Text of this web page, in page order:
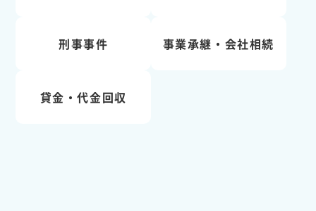
刑事事件 事業承継・会社相続
貸金・代金回収